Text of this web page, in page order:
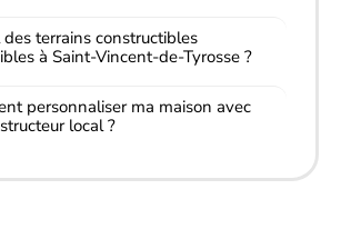
terrains constructibles
à Saint-Vincent-de-Tyrosse ?
personnaliser ma maison avec
local ?